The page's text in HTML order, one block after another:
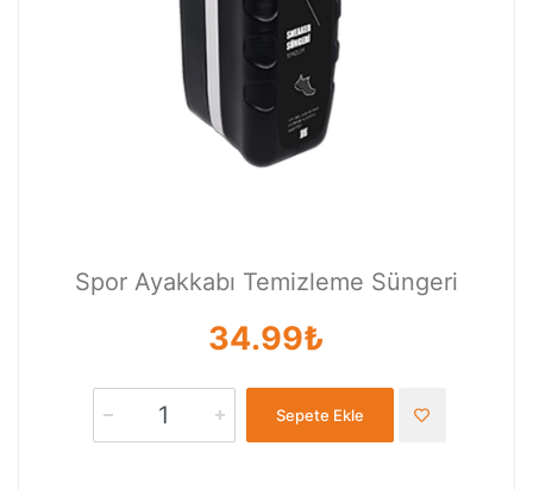
Spor Ayakkabı Temizleme Süngeri
34.99₺
Sepete Ekle